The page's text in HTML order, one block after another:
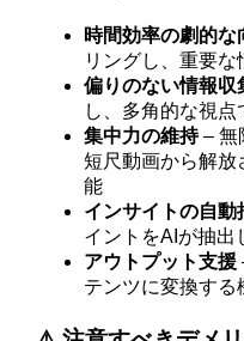
時間効率の劇的な
リングし、重要
偏りのない情報収
し、多角的な視
集中力の維持– 無
短尺動画から解放
能
インサイトの自動
イントをAIが抽出
アウトプット支援
テンツに変換する